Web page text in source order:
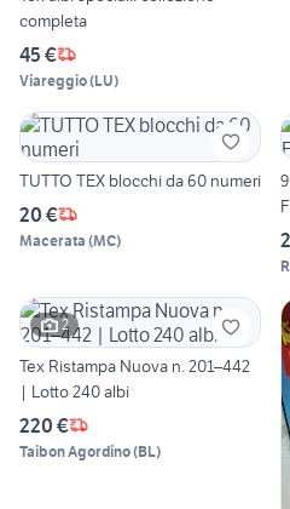
completa
45 €
Viareggio(LU)
TUTTO TEX blocchi da 60 numeri
20 €
Macerata (MC)
2
Tex Ristampa Nuova n. 201–442
| Lotto 240 albi
220 €
Taibon Agordino(BL)